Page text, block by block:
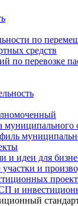
по
средств
по перевозке
муниципального
и идеи для
и
и